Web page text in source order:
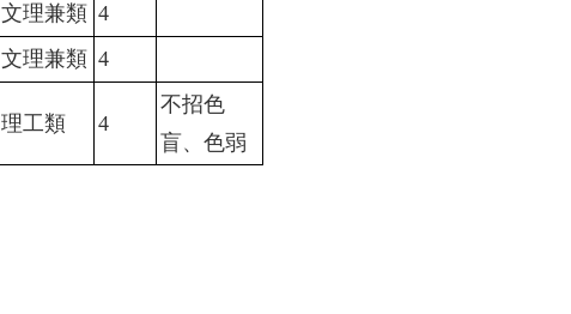
文理兼類 4
文理兼類 4
理工類 4
不招色
盲、色弱